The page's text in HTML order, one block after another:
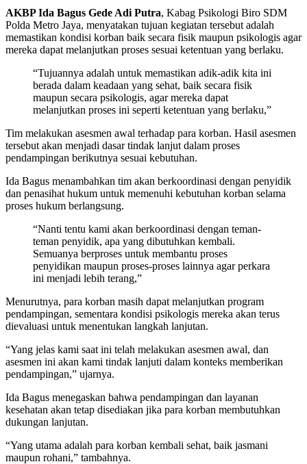
AKBP Ida Bagus Gede Adi Putra, Kabag Psikologi Biro SDM
Polda Metro Jaya, menyatakan tujuan kegiatan tersebut adalah
memastikan kondisi korban baik secara fisik maupun psikologis agar
mereka dapat melanjutkan proses sesuai ketentuan yang berlaku.
“Tujuannya adalah untuk memastikan adik-adik kita ini
berada dalam keadaan yang sehat, baik secara fisik
maupun secara psikologis, agar mereka dapat
melanjutkan proses ini seperti ketentuan yang berlaku,”
Tim melakukan asesmen awal terhadap para korban. Hasil asesmen
tersebut akan menjadi dasar tindak lanjut dalam proses
pendampingan berikutnya sesuai kebutuhan.
Ida Bagus menambahkan tim akan berkoordinasi dengan penyidik
dan penasihat hukum untuk memenuhi kebutuhan korban selama
proses hukum berlangsung.
“Nanti tentu kami akan berkoordinasi dengan teman-
teman penyidik, apa yang dibutuhkan kembali.
Semuanya berproses untuk membantu proses
penyidikan maupun proses-proses lainnya agar perkara
ini menjadi lebih terang,”
Menurutnya, para korban masih dapat melanjutkan program
pendampingan, sementara kondisi psikologis mereka akan terus
dievaluasi untuk menentukan langkah lanjutan.
“Yang jelas kami saat ini telah melakukan asesmen awal, dan
asesmen ini akan kami tindak lanjuti dalam konteks memberikan
pendampingan,” ujarnya.
Ida Bagus menegaskan bahwa pendampingan dan layanan
kesehatan akan tetap disediakan jika para korban membutuhkan
dukungan lanjutan.
“Yang utama adalah para korban kembali sehat, baik jasmani
maupun rohani,” tambahnya.